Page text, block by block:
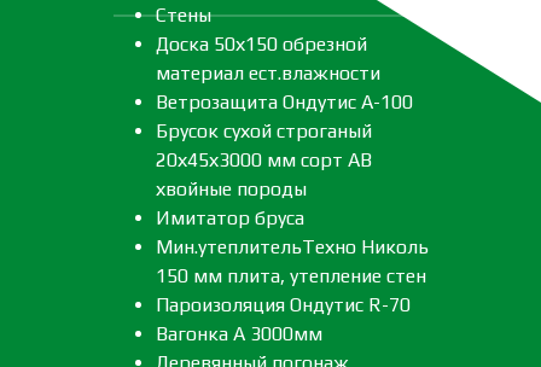
Стены
Доска 50х150 обрезной
материал ест.влажности
Ветрозащита Ондутис А-100
Брусок сухой строганый
20х45х3000 мм сорт АВ
хвойные породы
Имитатор бруса
Мин.утеплительТехно Николь
150 мм плита, утепление стен
Пароизоляция Ондутис R-70
Вагонка А 3000мм